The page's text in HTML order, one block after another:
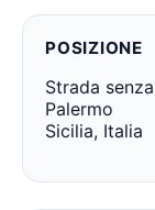
POSIZIONE
Strada
Palermo
Sicilia, Italia